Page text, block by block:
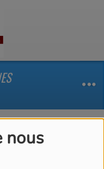
nous
PAYS DES NESTES
projets pour protéger la